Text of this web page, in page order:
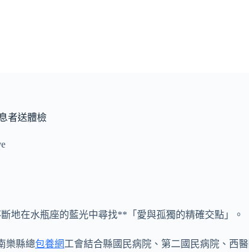
者送體檢
地在水瓶座的藍光中尋找**「愛與孤獨的精確交點」。
樂縣總包養網工會結合縣國民病院、第二國民病院、西